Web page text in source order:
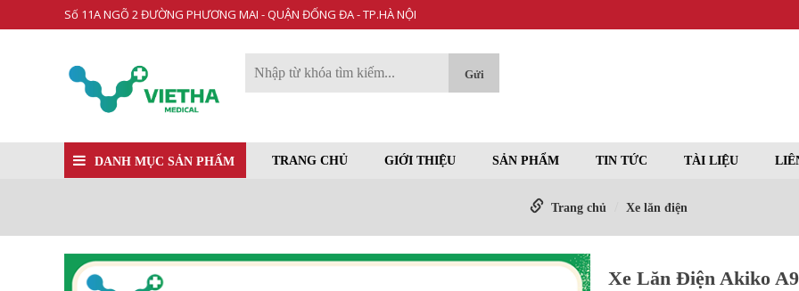
Số 11A NGÕ 2 ĐƯỜNG PHƯƠNG MAI - QUẬN ĐỐNG ĐA - TP.HÀ NỘI
DANH MỤC SẢN PHẨM TRANG CHỦ GIỚI THIỆU SẢN PHẨM TIN TỨC TÀI LIỆU
Trang chủ Xe lăn điện
Xe Lăn Điện Akiko